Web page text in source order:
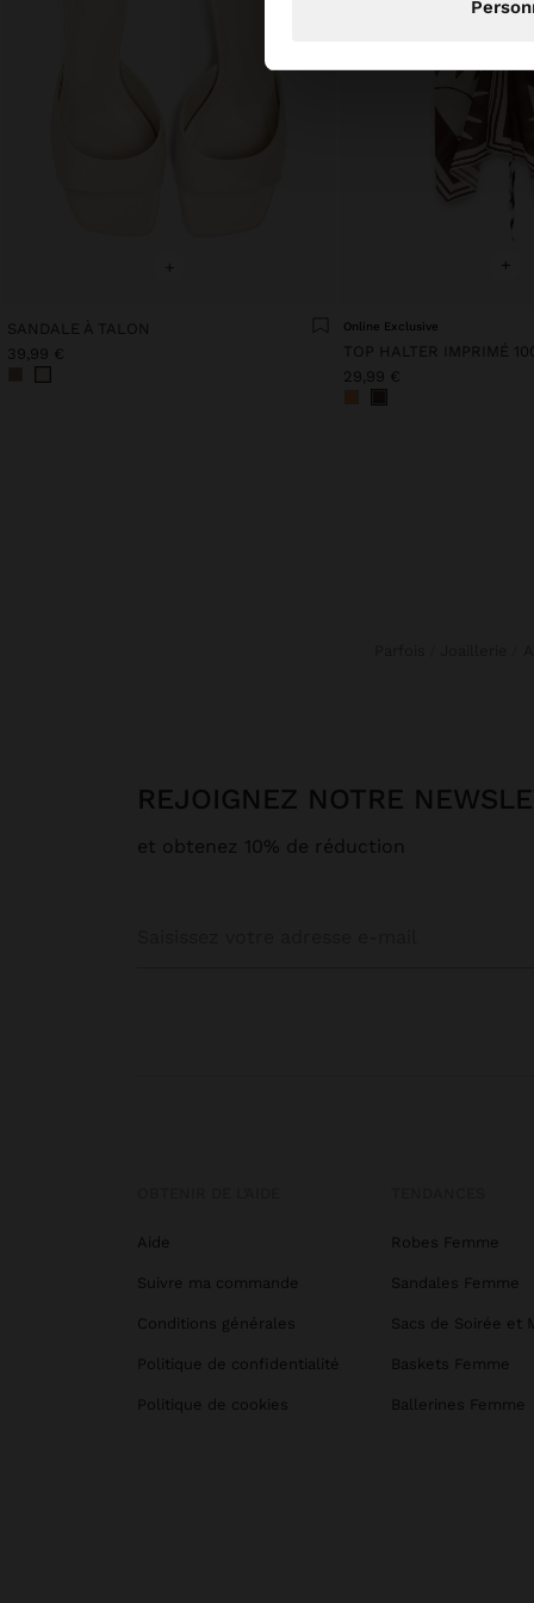
+
SANDALE À TALON
39,99 €
+
Online Exclusive
TOP HALTER IMPRIMÉ
29,99 €
REJOIGNEZ NOTRE
et obtenez 10% de réduction
Aide
Suivre ma commande
Conditions générales
Politique de confidentialité
Politique de cookies
Robes Femme
Sandales Femme
Sacs de Soirée et
Baskets Femme
Ballerines Femme